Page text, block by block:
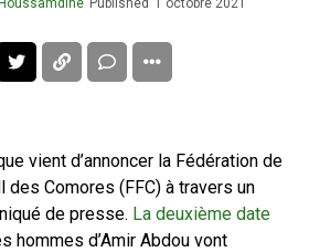
Published 1 octobre 2021
vient d’annoncer la Fédération de
des Comores (FFC) à travers un
de presse. La deuxième date
hommes d’Amir Abdou vont